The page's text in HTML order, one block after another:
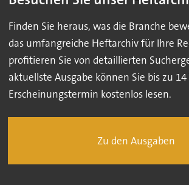
Finden Sie heraus, was die Branche
das umfangreiche Heftarchiv für Ihre
profitieren Sie von detaillierten
aktuellste Ausgabe können Sie bis zu 14
Erscheinungstermin kostenlos lesen.
Zu den Ausgaben